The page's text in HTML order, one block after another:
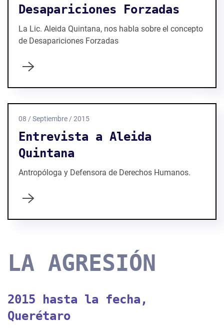
Desapariciones Forzadas
La Lic. Aleida Quintana, nos habla sobre el concepto
de Desapariciones Forzadas
08 / Septiembre / 2015
Entrevista a Aleida
Quintana
Antropóloga y Defensora de Derechos Humanos.
LA AGRESIÓN
2015 hasta la fecha,
Querétaro